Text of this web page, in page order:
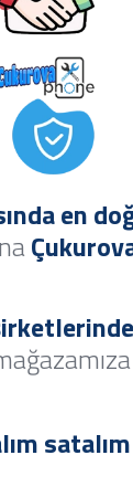
en
satalım